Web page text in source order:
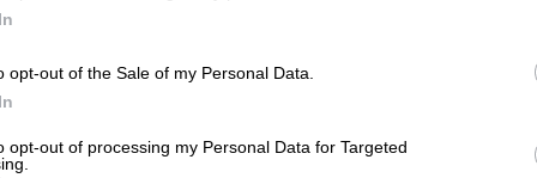
opt-out of the Sale of my Personal Data.
opt-out of processing my Personal Data for Targeted
με αφορμή τις πανελλαδικές εξετάσεις και
τους μαθητές του λυκείου,
και τις απαιτήσεις για την εισαγωγή
μια ολοκληρωμένη εικόνα καθώς το
αυξάνεται.